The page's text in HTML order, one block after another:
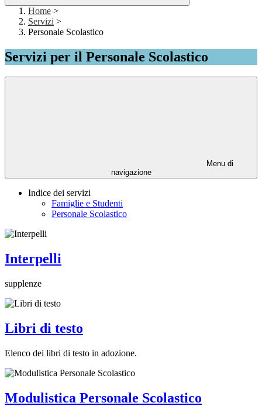
Home >
Servizi >
Personale Scolastico
Servizi per il Personale Scolastico
Menu di
navigazione
Indice dei servizi
Famiglie e Studenti
Personale Scolastico
Interpelli
supplenze
Libri di testo
Elenco dei libri di testo in adozione.
Modulistica Personale Scolastico